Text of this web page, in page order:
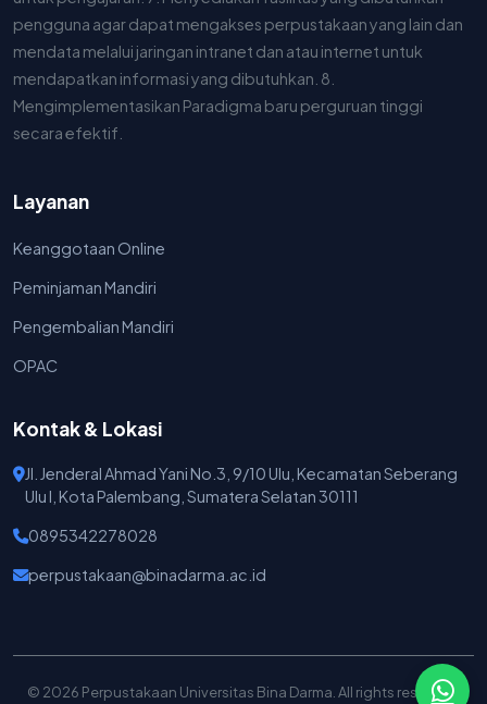
pengguna agar dapat mengakses perpustakaan yang lain dan
mendata melalui jaringan intranet dan atau internet untuk
mendapatkan informasi yang dibutuhkan. 8.
Mengimplementasikan Paradigma baru perguruan tinggi
secara efektif.
Layanan
Keanggotaan Online
Peminjaman Mandiri
Pengembalian Mandiri
OPAC
Kontak & Lokasi
Jl. Jenderal Ahmad Yani No.3, 9/10 Ulu, Kecamatan Seberang
Ulu I, Kota Palembang, Sumatera Selatan 30111
0895342278028
perpustakaan@binadarma.ac.id
© 2026 Perpustakaan Universitas Bina Darma. All rights reserved.